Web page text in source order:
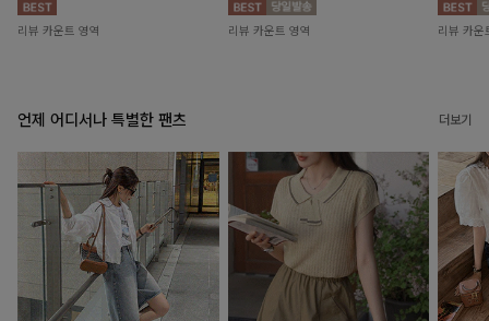
리뷰 카운트 영역 리뷰 카운트 영역 리뷰 카운
언제 어디서나 특별한 팬츠 더보기